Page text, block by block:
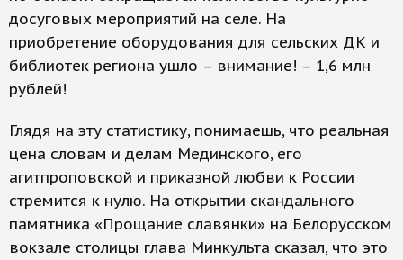
досуговых мероприятий на селе. На
приобретение оборудования для сельских ДК и
библиотек региона ушло – внимание! – 1,6 млн
рублей!
Глядя на эту статистику, понимаешь, что реальная
цена словам и делам Мединского, его
агитпроповской и приказной любви к России
стремится к нулю. На открытии скандального
памятника «Прощание славянки» на Белорусском
вокзале столицы глава Минкульта сказал, что это